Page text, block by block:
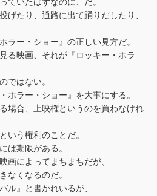
ていたはずなのに、だ。
げたり、通路に出て踊りだしたり、
ラー・ショー』の正しい見方だ。
る映画、それが『ロッキー・ホラ
ではない。
ホラー・ショー』を大事にする。
場合、上映権というのを買わなけれ
いう権利のことだ。
は期限がある。
画によってまちまちだが、
なくなるのだ。
ル』と書かれいるが、